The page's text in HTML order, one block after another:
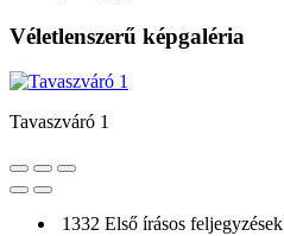
Véletlenszerű képgaléria
Tavaszváró 1
1332 Első írásos feljegyzések